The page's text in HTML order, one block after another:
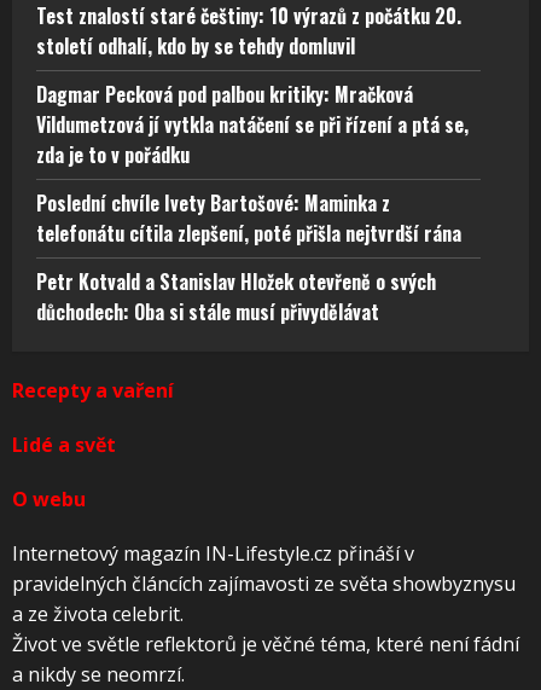
Test znalostí staré češtiny: 10 výrazů z počátku 20.
století odhalí, kdo by se tehdy domluvil
Dagmar Pecková pod palbou kritiky: Mračková
Vildumetzová jí vytkla natáčení se při řízení a ptá se,
zda je to v pořádku
Poslední chvíle Ivety Bartošové: Maminka z
telefonátu cítila zlepšení, poté přišla nejtvrdší rána
Petr Kotvald a Stanislav Hložek otevřeně o svých
důchodech: Oba si stále musí přivydělávat
Recepty a vaření
Lidé a svět
O webu
Internetový magazín IN-Lifestyle.cz přináší v
pravidelných článcích zajímavosti ze světa showbyznysu
a ze života celebrit.
Život ve světle reflektorů je věčné téma, které není fádní
a nikdy se neomrzí.